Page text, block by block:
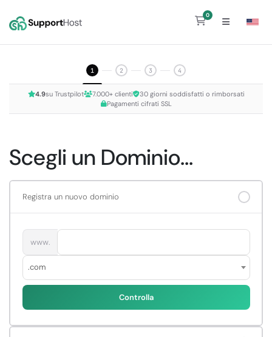
0
Carrello
1 2 3 4
4.9su Trustpilot 7.000+ clienti
30 giorni soddisfatti o rimborsati
Pagamenti cifrati SSL
Scegli un Dominio...
Registra un nuovo dominio
www.
.com
Controlla